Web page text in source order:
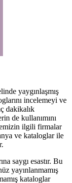
yaygınlaşmış
incelemeyi ve
dakikalık
de kullanımını
ilgili firmalar
ve kataloglar ile
saygı esastır. Bu
yayınlanmamış
kataloglar